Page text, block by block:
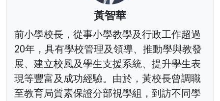
黃智華
前小學校長，從事小學教學及行政工作超過
20年，具有學校管理及領導、推動學與教發
展、建立校風及學生支援系統、提升學生表
現等豐富及成功經驗。由於，黃校長曾調職
至教育局質素保證分部視學組，到訪不同學